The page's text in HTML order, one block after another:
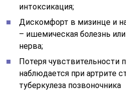
интоксикация;
Дискомфорт в мизинце и
– ишемическая болезнь
нерва;
Потеря чувствительности
наблюдается при артрите
туберкулеза позвоночника